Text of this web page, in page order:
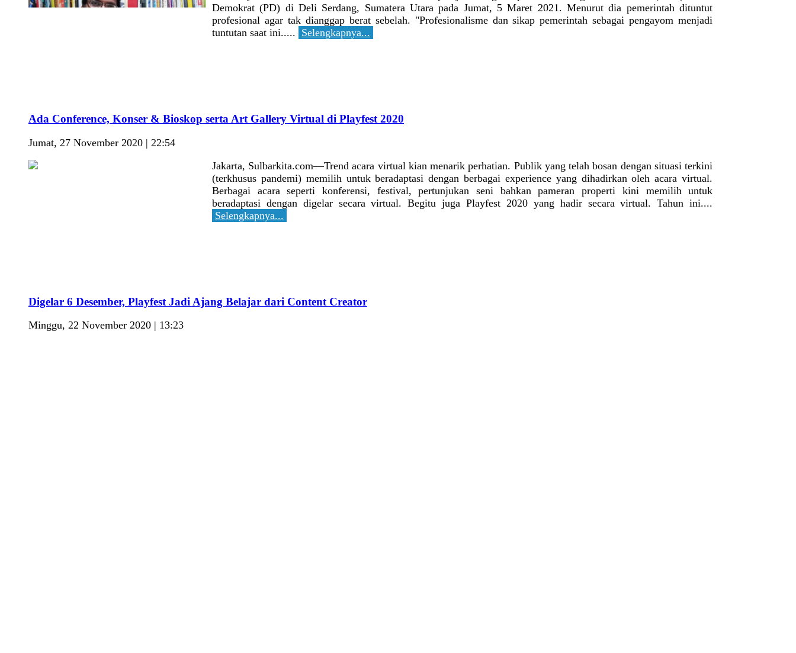
Demokrat (PD) di Deli Serdang, Sumatera Utara pada Jumat, 5 Maret 2021. Menurut dia pemerintah dituntut
profesional agar tak dianggap berat sebelah. "Profesionalisme dan sikap pemerintah sebagai pengayom menjadi
tuntutan saat ini..... Selengkapnya...
Ada Conference, Konser & Bioskop serta Art Gallery Virtual di Playfest 2020
Jumat, 27 November 2020 | 22:54
Jakarta, Sulbarkita.com—Trend acara virtual kian menarik perhatian. Publik yang telah bosan dengan situasi terkini
(terkhusus pandemi) memilih untuk beradaptasi dengan berbagai experience yang dihadirkan oleh acara virtual.
Berbagai acara seperti konferensi, festival, pertunjukan seni bahkan pameran properti kini memilih untuk
beradaptasi dengan digelar secara virtual. Begitu juga Playfest 2020 yang hadir secara virtual. Tahun ini....
Selengkapnya...
Digelar 6 Desember, Playfest Jadi Ajang Belajar dari Content Creator
Minggu, 22 November 2020 | 13:23